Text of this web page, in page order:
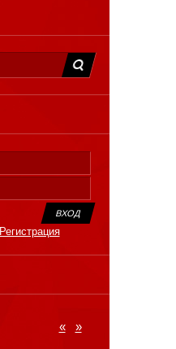
Регистрация
« »